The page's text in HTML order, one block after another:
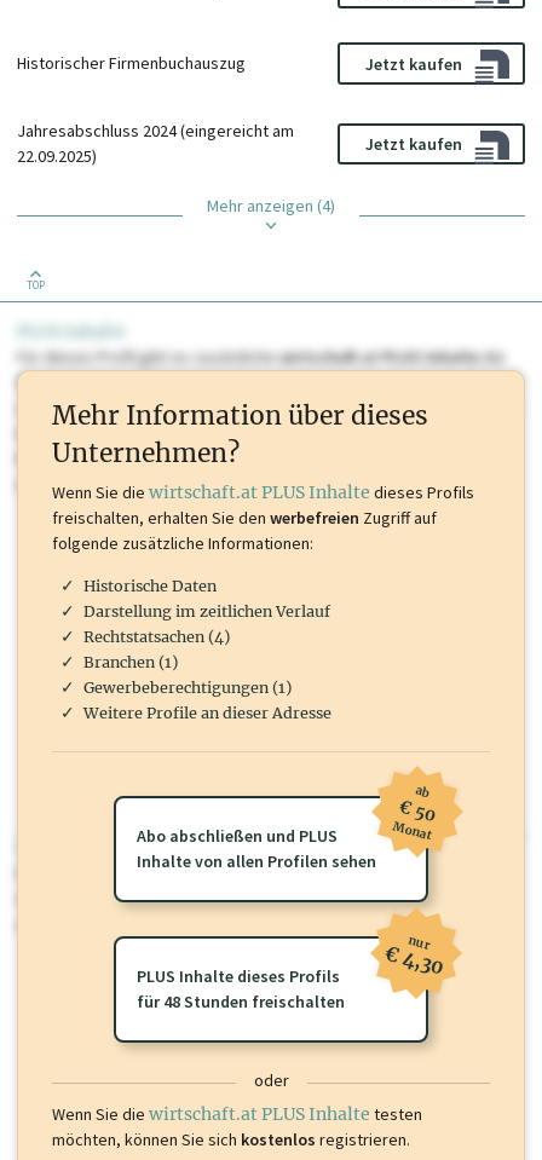
Historischer Firmenbuchauszug Jetzt kaufen
Jahresabschluss 2024 (eingereicht am
22.09.2025)
Jetzt kaufen
Mehr anzeigen (4)
TOP
PLUS Inhalte
Für dieses Profil gibt es zusätzlichewirtschaft.at PLUS Inhaltedie
Sie momentan nicht einsehen können. Schalten Sie dieses Profil frei
oder loggen Sie sich ein um diese Inhalte zu sehen. wirtschaft.at PLUS
Marken, Patente, Rechtstatsachen, OTS-Aussendungen, und viele
mehr.
wirtschaft.at PLUS
Für dieses Profil gibt es zusätzlichewirtschaft.at PLUS Inhalte
Sie momentan nicht einsehen können. Schalten Sie dieses Profil frei
oder loggen Sie sich ein um diese Inhalte zu sehen.
Mehr Information über dieses
Unternehmen?
Wenn Sie die wirtschaft.at PLUS Inhalte dieses Profils
freischalten, erhalten Sie den werbefreien Zugriff auf
folgende zusätzliche Informationen:
Historische Daten
Darstellung im zeitlichen Verlauf
Rechtstatsachen (4)
Branchen (1)
Gewerbeberechtigungen (1)
Weitere Profile an dieser Adresse
Abo abschließen und PLUS
Inhalte von allen Profilen sehen
ab
€ 50
Monat
PLUS Inhalte dieses Profils
für 48 Stunden freischalten
nur
€ 4,30
oder
Wenn Sie die wirtschaft.at PLUS Inhalte testen
möchten, können Sie sich kostenlos registrieren.